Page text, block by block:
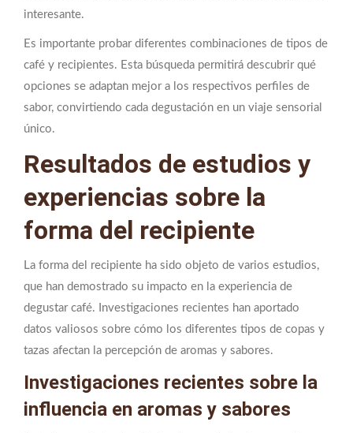
interesante.
Es importante probar diferentes combinaciones de tipos de
café y recipientes. Esta búsqueda permitirá descubrir qué
opciones se adaptan mejor a los respectivos perfiles de
sabor, convirtiendo cada degustación en un viaje sensorial
único.
Resultados de estudios y
experiencias sobre la
forma del recipiente
La forma del recipiente ha sido objeto de varios estudios,
que han demostrado su impacto en la experiencia de
degustar café. Investigaciones recientes han aportado
datos valiosos sobre cómo los diferentes tipos de copas y
tazas afectan la percepción de aromas y sabores.
Investigaciones recientes sobre la
influencia en aromas y sabores